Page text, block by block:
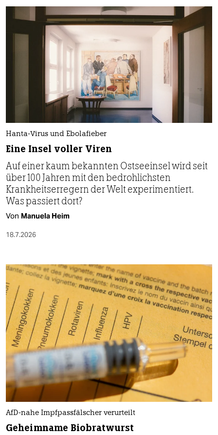
Hanta-Virus und Ebolafieber
Eine Insel voller Viren
Auf einer kaum bekannten Ostseeinsel wird seit
über 100 Jahren mit den bedrohlichsten
Krankheitserregern der Welt experimentiert.
Was passiert dort?
Von Manuela Heim
18.7.2026
AfD-nahe Impfpassfälscher verurteilt
Geheimname Biobratwurst